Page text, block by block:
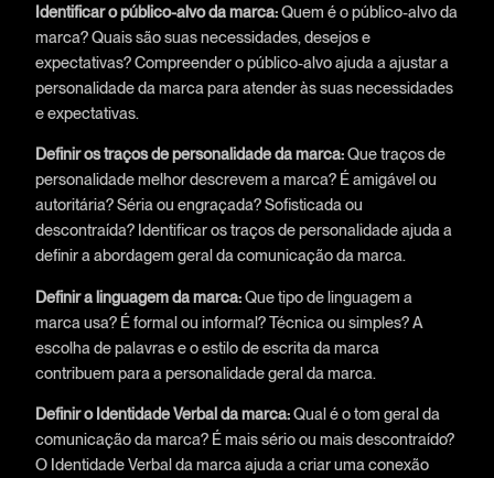
Identificar o público-alvo da marca:Quem é o público-alvo da
marca? Quais são suas necessidades, desejos e
expectativas? Compreender o público-alvo ajuda a ajustar a
personalidade da marca para atender às suas necessidades
e expectativas.
Definir os traços de personalidade da marca:Que traços de
personalidade melhor descrevem a marca? É amigável ou
autoritária? Séria ou engraçada? Sofisticada ou
descontraída? Identificar os traços de personalidade ajuda a
definir a abordagem geral da comunicação da marca.
Definir a linguagem da marca:Que tipo de linguagem a
marca usa? É formal ou informal? Técnica ou simples? A
escolha de palavras e o estilo de escrita da marca
contribuem para a personalidade geral da marca.
Definir o Identidade Verbal da marca:Qual é o tom geral da
comunicação da marca? É mais sério ou mais descontraído?
O Identidade Verbal da marca ajuda a criar uma conexão